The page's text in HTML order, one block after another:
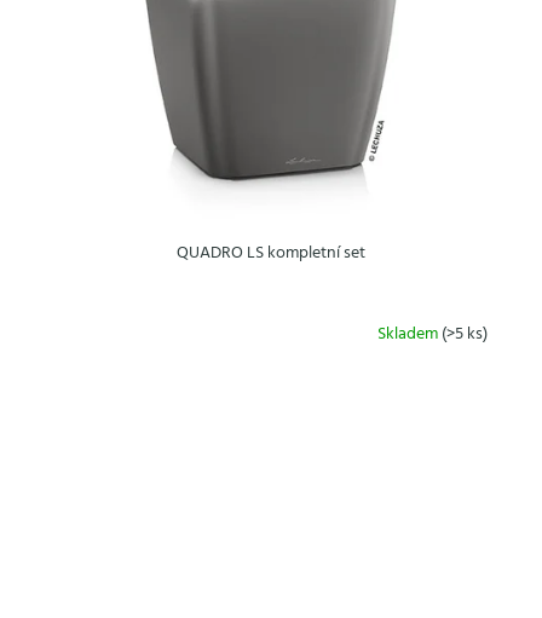
QUADRO LS kompletní set
Skladem(>5 ks)